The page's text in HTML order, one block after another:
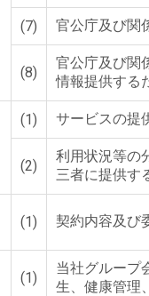
(7) 官公庁及び関
(8)
官公庁及び関
情報提供する
(1) サービスの提
(2)
利用状況等の
三者に提供す
(1) 契約内容及び
(1)
当社グループ
生、健康管理